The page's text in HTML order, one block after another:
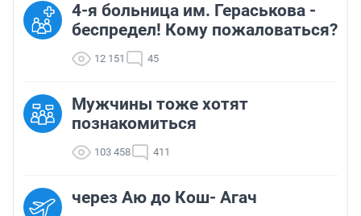
4-я больница им. Гераськова -
беспредел! Кому пожаловаться?
12 151 45
Мужчины тоже хотят
познакомиться
103 458 411
через Аю до Кош- Агач